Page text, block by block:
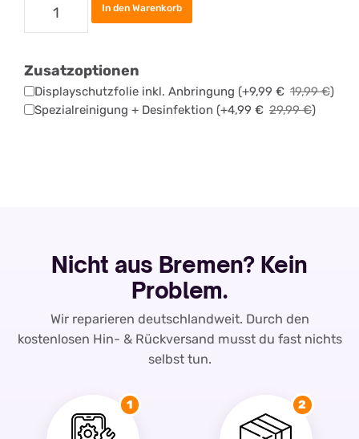
Google
Pixel
Display
Reparatur
In den Warenkorb
Zusatzoptionen
Displayschutzfolie inkl. Anbringung (+9,99 € 19,99€)
Spezialreinigung + Desinfektion (+4,99 € 29,99€)
Nicht aus Bremen? Kein
Problem.
Wir reparieren deutschlandweit. Durch den
kostenlosen Hin- & Rückversand musst du fast nichts
selbst tun.
1 2